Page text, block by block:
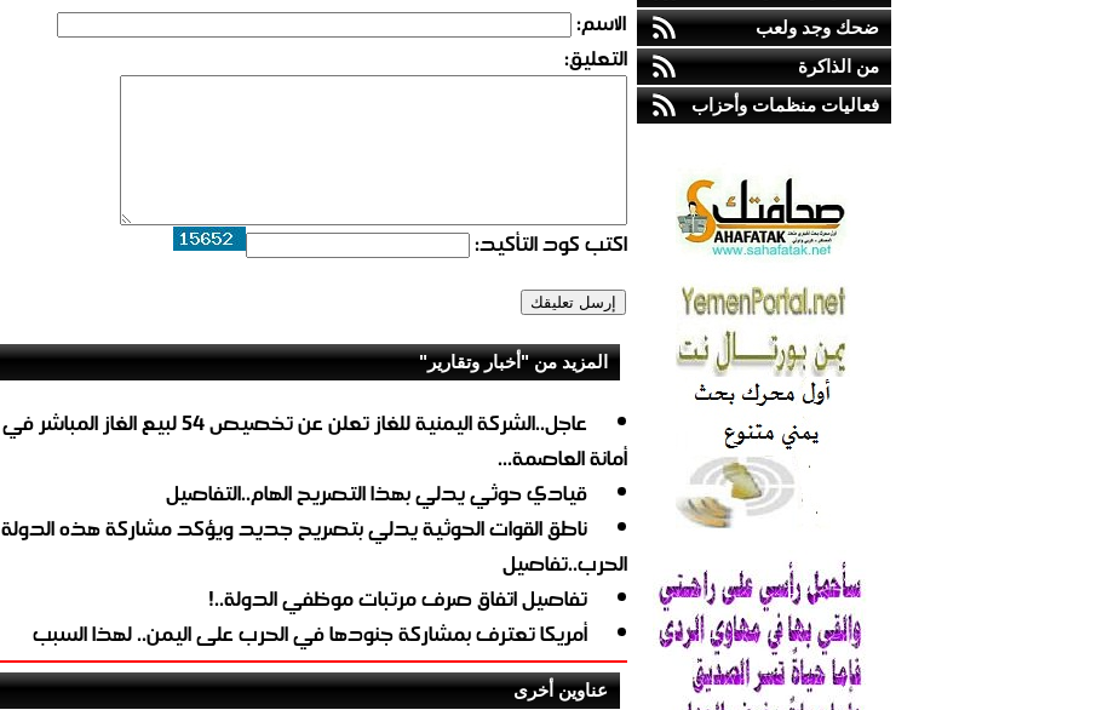
ضحك وجد ولعب
من الذاكرة
فعاليات منظمات وأحزاب
الاسم:
التعليق:
اكتب كود التأكيد:
المزيد من "أخبار وتقارير"
عاجل..الشركة اليمنية للغاز تعلن عن تخصيص 54 لبيع الغاز
أمانة العاصمة...
قيادي حوثي يدلي بهذا التصريح الهام..التفاصيل
ناطق القوات الحوثية يدلي بتصريح جديد ويؤكد مشاركة هذه
الحرب..تفاصيل
تفاصيل اتفاق صرف مرتبات موظفي الدولة..!
أمريكا تعترف بمشاركة جنودها في الحرب على اليمن.. لهذا السبب
عناوين أخرى